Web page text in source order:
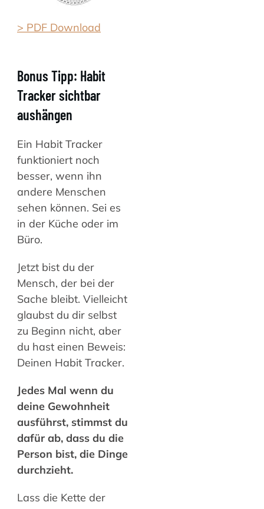
> PDF Download
Bonus Tipp: Habit
Tracker sichtbar
aushängen
Ein Habit Tracker
funktioniert noch
besser, wenn ihn
andere Menschen
sehen können. Sei es
in der Küche oder im
Büro.
Jetzt bist du der
Mensch, der bei der
Sache bleibt. Vielleicht
glaubst du dir selbst
zu Beginn nicht, aber
du hast einen Beweis:
Deinen Habit Tracker.
Jedes Mal wenn du
deine Gewohnheit
ausführst, stimmst du
dafür ab, dass du die
Person bist, die Dinge
durchzieht.
Lass die Kette der